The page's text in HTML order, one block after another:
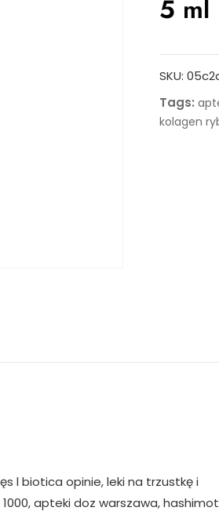
5 ml
SKU:
Tags:
kolagen
l biotica opinie, leki na trzustkę i
apteki doz warszawa,